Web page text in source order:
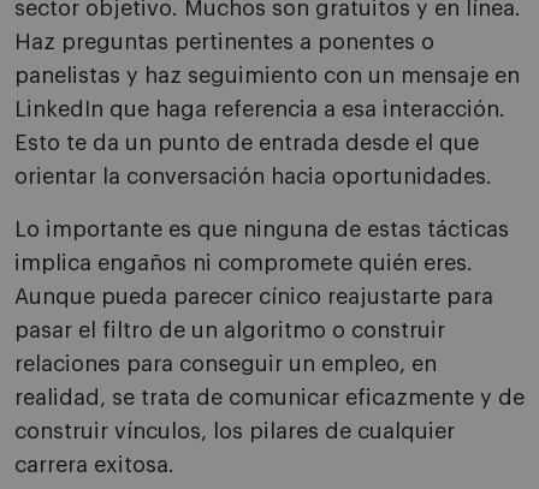
sector objetivo. Muchos son gratuitos y en línea.
Haz preguntas pertinentes a ponentes o
panelistas y haz seguimiento con un mensaje en
LinkedIn que haga referencia a esa interacción.
Esto te da un punto de entrada desde el que
orientar la conversación hacia oportunidades.
Lo importante es que ninguna de estas tácticas
implica engaños ni compromete quién eres.
Aunque pueda parecer cínico reajustarte para
pasar el filtro de un algoritmo o construir
relaciones para conseguir un empleo, en
realidad, se trata de comunicar eficazmente y de
construir vínculos, los pilares de cualquier
carrera exitosa.